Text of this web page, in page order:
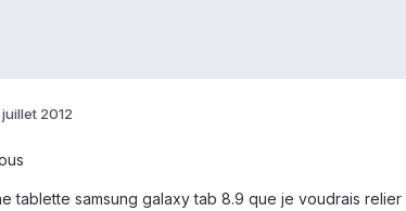
2012
tablette samsung galaxy tab 8.9 que je voudrais